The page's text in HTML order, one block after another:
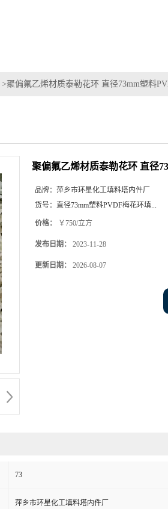
>聚偏氟乙烯材质泰勒花环 直径73mm塑料
聚偏氟乙烯材质泰勒花环 直径
品牌： 萍乡市环星化工填料塔内件厂
货号：
直径73mm塑料PVDF梅花环填...
价格： ￥750/立方
发布日期： 2023-11-28
更新日期： 2026-08-07
73
萍乡市环星化工填料塔内件厂